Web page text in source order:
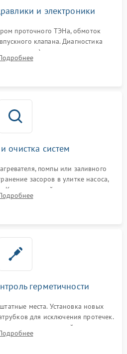
и электроники
проточного ТЭНа, обмоток
клапана. Диагностика
воды), датчика мутности,
модуля управления.
очистка систем
помпы или заливного
засоров в улитке насоса,
Компонентный ремонт платы
поврежденной проводки.
герметичности
места. Установка новых
для исключения протечек.
гидравлической системы,
датчика поплавка.